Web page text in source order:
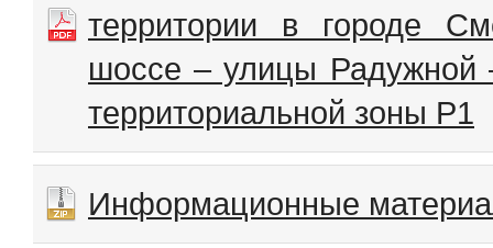
территории в городе
шоссе – улицы Радужной
территориальной зоны Р1
Информационные